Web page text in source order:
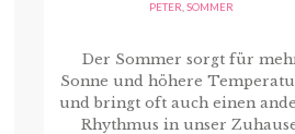
PETER SOMMER
Der Sommer sorgt für
Sonne und höhere
und bringt oft auch einen
Rhythmus in unser